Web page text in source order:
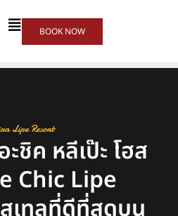
BOOK NOW
Lipe Resort
ชิค หลีเป๊ะ โฮส
Chic Lipe
เทลที่ดีที่สุดบน